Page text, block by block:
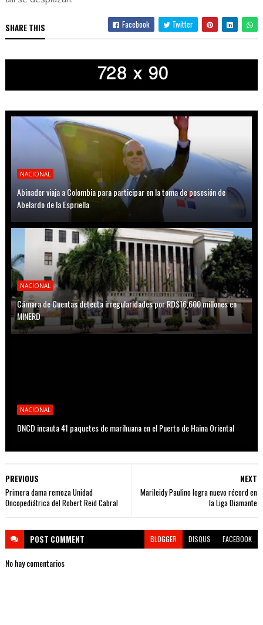
SHARE THIS Facebook Twitter
NACIONAL
Abinader viaja a Colombia para participar en la toma de posesión de
Abelardo de la Espriella
NACIONAL
Cámara de Cuentas detecta irregularidades por RD$16,600 millones en
MINERD
NACIONAL
DNCD incauta 41 paquetes de marihuana en el Puerto de Haina Oriental
NEXT
Marileidy Paulino logra nuevo récord en
la Liga Diamante
PREVIOUS
Primera dama remoza Unidad
Oncopediátrica del Robert Reid Cabral
POST COMMENT BLOGGER DISQUS FACEBOOK
No hay comentarios